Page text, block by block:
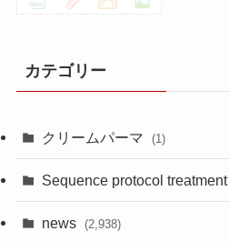
カテゴリー
クリームパーマ (1)
Sequence protocol treatment
news (2,938)